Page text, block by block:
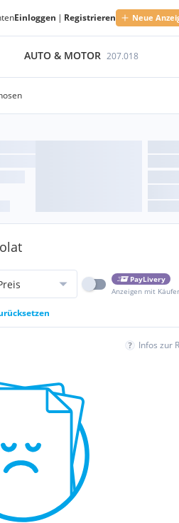
Einloggen | Registrieren Neue
AUTO & MOTOR 207.018
PayLivery
Anzeigen mit
Infos zur